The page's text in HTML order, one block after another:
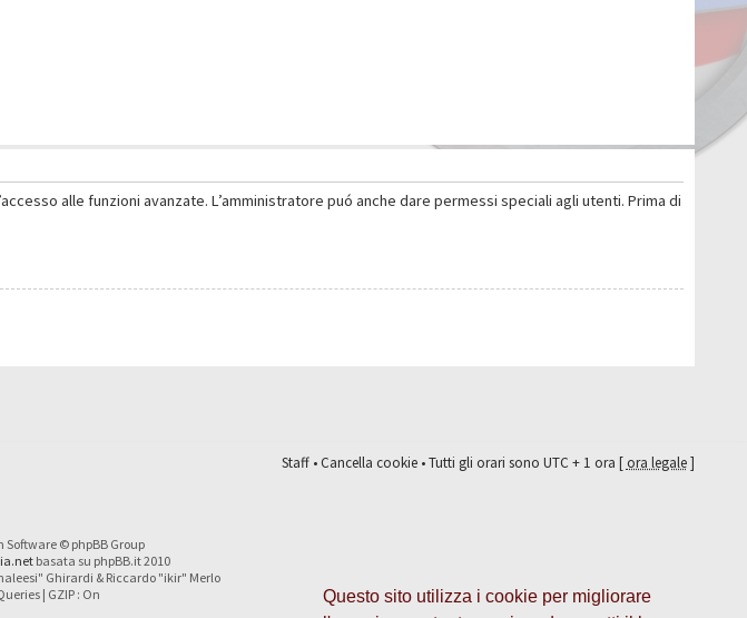
Questo sito utilizza i cookie per migliorare
alle funzioni avanzate. L’amministratore puó anche dare permessi speciali agli utenti. Prima di
Staff•Cancella cookie• Tutti gli orari sono UTC + 1 ora [ora legale]
Software © phpBB Group
basata su phpBB.it 2010
Ghirardi & Riccardo "ikir" Merlo
| GZIP : On